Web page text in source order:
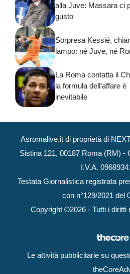
alla Juve: Massara ci
gusto
Sorpresa Kessié,
lampo: né Juve, né
La Roma contatta il
la formula dell’affare è
inevitabile
Asromalive.it di proprietà di
Sistina 121, 00187 Roma (RM) -
I.V.A.
Testata Giornalistica registrata
con n°129/2021 del
Copyright ©2026 - Tutti i diritti
Le attività pubblicitarie su